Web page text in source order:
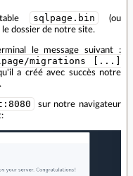
sqlpage.bin (ou
dossier de notre site.
le message suivant :
migrations [...]
a créé avec succès notre
sur notre navigateur